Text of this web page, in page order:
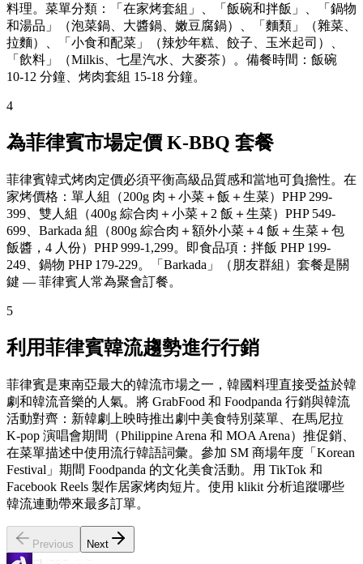
料理。菜單分類：「在家烤套組」、「飯碗和拌飯」、「鍋物
和湯品」（泡菜鍋、大醬鍋、嫩豆腐鍋）、「麵類」（雜菜、
拉麵）、「小食和配菜」（辣炒年糕、餃子、玉米起司）、
「飲料」（Milkis、七星汽水、大麥茶）。備餐時間：飯碗
10-12 分鐘、烤肉套組 15-18 分鐘。
4
為菲律賓市場定價 K-BBQ 套餐
菲律賓韓式烤肉定價必須平衡高級品質感和當地可負擔性。在
家烤價格：單人組（200g 肉＋小菜＋飯＋生菜）PHP 299-
399、雙人組（400g 綜合肉＋小菜＋2 飯＋生菜）PHP 549-
699、Barkada 組（800g 綜合肉＋額外小菜＋4 飯＋生菜＋包
飯醬，4 人份）PHP 999-1,299。即食品項：拌飯 PHP 199-
249、鍋物 PHP 179-229。「Barkada」（朋友群組）套餐是關
鍵 — 菲律賓人常為聚會訂餐。
5
利用菲律賓韓流趨勢進行行銷
菲律賓是東南亞最大的韓流市場之一，韓國料理直接受益於韓
劇和韓流音樂的人氣。將 GrabFood 和 Foodpanda 行銷與韓流
活動對齊：新韓劇上映時推出劇中美食特別菜單、在馬尼拉
K-pop 演唱會期間（Philippine Arena 和 MOA Arena）推促銷、
在菜單描述中使用流行韓語詞彙。參加 SM 商場年度「Korean
Festival」期間 Foodpanda 的文化美食活動。用 TikTok 和
Facebook Reels 製作居家烤肉短片。使用 klikit 分析追蹤哪些
韓流連動帶來最多訂單。
Previous Next